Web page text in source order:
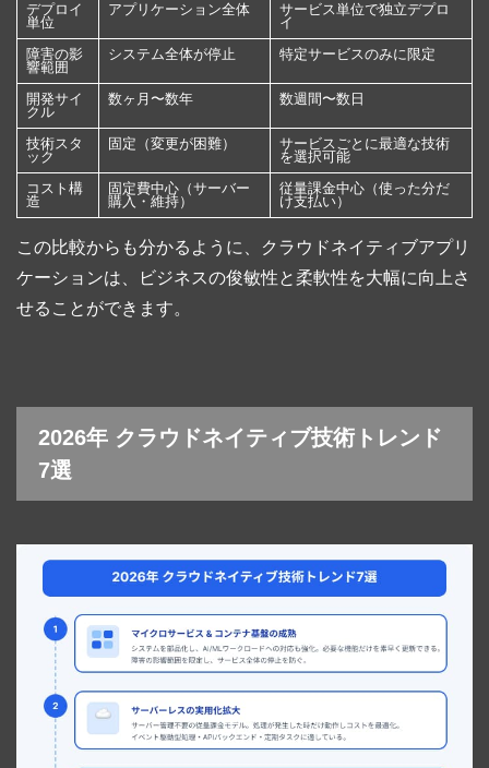
デプロイ
単位
アプリケーション全体
サービス単位で独立デプロ
イ
障害の影
響範囲
システム全体が停止 特定サービスのみに限定
開発サイ
クル
数ヶ月〜数年 数週間〜数日
技術スタ
ック
固定（変更が困難）
サービスごとに最適な技術
を選択可能
コスト構
造
固定費中心（サーバー
購入・維持）
従量課金中心（使った分だ
け支払い）
この比較からも分かるように、クラウドネイティブアプリ
ケーションは、ビジネスの俊敏性と柔軟性を大幅に向上さ
せることができます。
2026年 クラウドネイティブ技術トレンド
7選